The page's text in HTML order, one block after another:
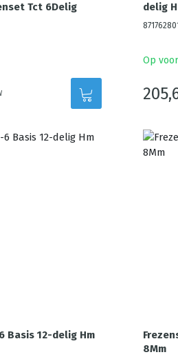
Tct 6Delig
delig
Op
Basis 12-delig Hm
8Mm